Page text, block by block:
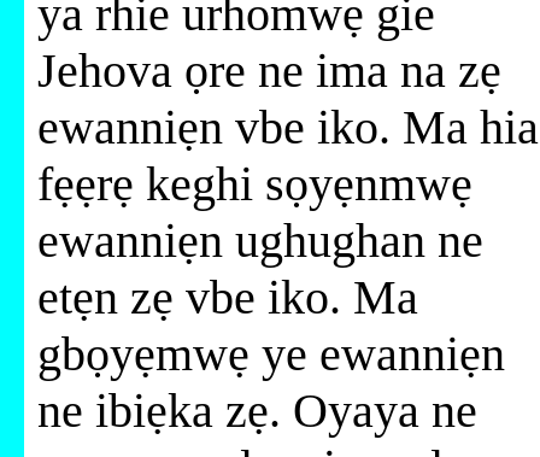
ya rhie urhomwẹ gie
Jehova ọre ne ima na zẹ
ewanniẹn vbe iko. Ma hia
fẹẹrẹ keghi sọyẹnmwẹ
ewanniẹn ughughan ne
etẹn zẹ vbe iko. Ma
gbọyẹmwẹ ye ewanniẹn
ne ibiẹka zẹ. Oyaya ne